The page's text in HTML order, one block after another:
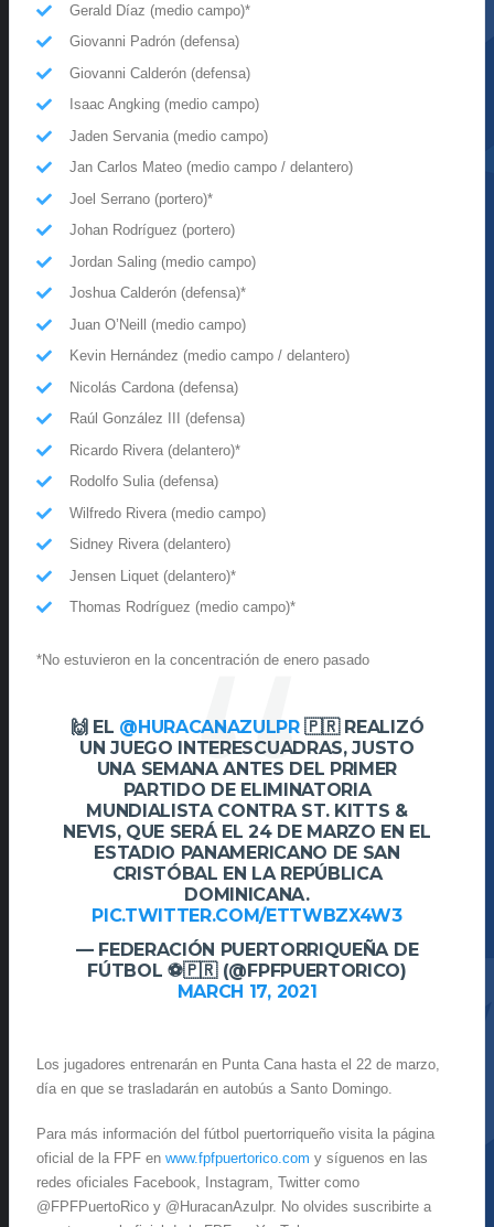
Gerald Díaz (medio campo)*
Giovanni Padrón (defensa)
Giovanni Calderón (defensa)
Isaac Angking (medio campo)
Jaden Servania (medio campo)
Jan Carlos Mateo (medio campo / delantero)
Joel Serrano (portero)*
Johan Rodríguez (portero)
Jordan Saling (medio campo)
Joshua Calderón (defensa)*
Juan O’Neill (medio campo)
Kevin Hernández (medio campo / delantero)
Nicolás Cardona (defensa)
Raúl González III (defensa)
Ricardo Rivera (delantero)*
Rodolfo Sulia (defensa)
Wilfredo Rivera (medio campo)
Sidney Rivera (delantero)
Jensen Liquet (delantero)*
Thomas Rodríguez (medio campo)*
*No estuvieron en la concentración de enero pasado
🙌 EL @HURACANAZULPR🇵🇷 REALIZÓ
UN JUEGO INTERESCUADRAS, JUSTO
UNA SEMANA ANTES DEL PRIMER
PARTIDO DE ELIMINATORIA
MUNDIALISTA CONTRA ST. KITTS &
NEVIS, QUE SERÁ EL 24 DE MARZO EN EL
ESTADIO PANAMERICANO DE SAN
CRISTÓBAL EN LA REPÚBLICA
DOMINICANA.
PIC.TWITTER.COM/ETTWBZX4W3
— FEDERACIÓN PUERTORRIQUEÑA DE
FÚTBOL ⚽️🇵🇷 (@FPFPUERTORICO)
MARCH 17, 2021
Los jugadores entrenarán en Punta Cana hasta el 22 de marzo,
día en que se trasladarán en autobús a Santo Domingo.
Para más información del fútbol puertorriqueño visita la página
oficial de la FPF en www.fpfpuertorico.com y síguenos en las
redes oficiales Facebook, Instagram, Twitter como
@FPFPuertoRico y @HuracanAzulpr. No olvides suscribirte a